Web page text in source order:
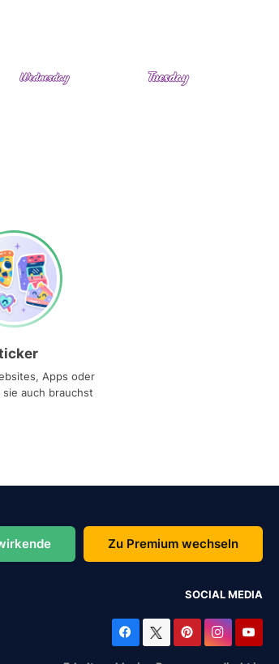
Apps oder
auch brauchst
Zu Premium wechseln
SOCIAL MEDIA